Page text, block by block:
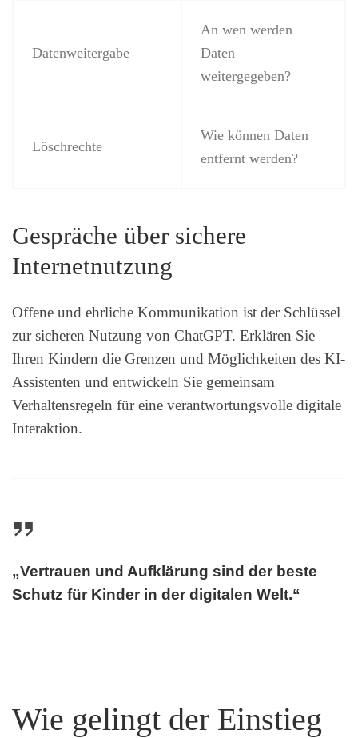
Datenweitergabe
An wen werden
Daten
weitergegeben?
Löschrechte
Wie können Daten
entfernt werden?
Gespräche über sichere
Internetnutzung
Offene und ehrliche Kommunikation ist der Schlüssel
zur sicheren Nutzung von ChatGPT. Erklären Sie
Ihren Kindern die Grenzen und Möglichkeiten des KI-
Assistenten und entwickeln Sie gemeinsam
Verhaltensregeln für eine verantwortungsvolle digitale
Interaktion.
„Vertrauen und Aufklärung sind der beste
Schutz für Kinder in der digitalen Welt.“
Wie gelingt der Einstieg